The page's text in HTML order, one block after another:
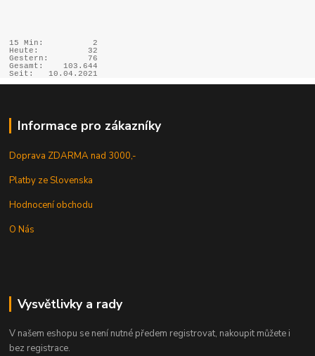
15 Min:
2
Heute:
32
Gestern:
76
Gesamt:
103.644
Seit:
10.04.2021
Informace pro zákazníky
Doprava ZDARMA nad 3000,-
Platby ze Slovenska
Hodnocení obchodu
O Nás
Vysvětlivky a rady
V našem eshopu se není nutné předem registrovat, nakoupit můžete i
bez registrace.